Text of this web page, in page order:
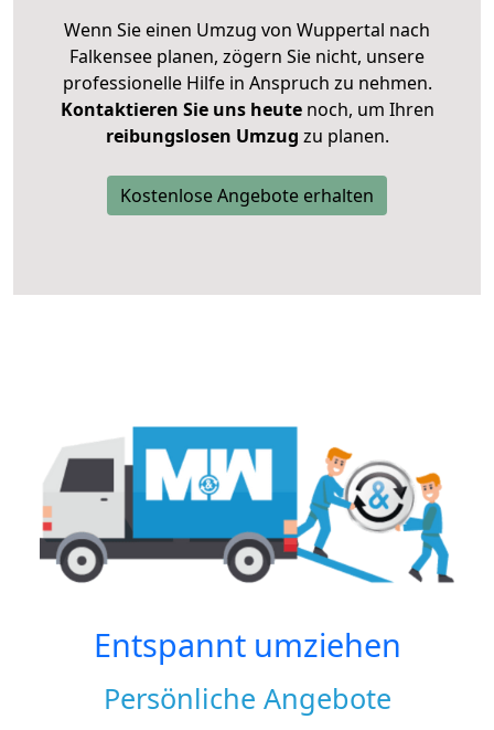
Wenn Sie einen Umzug von Wuppertal nach
Falkensee planen, zögern Sie nicht, unsere
professionelle Hilfe in Anspruch zu nehmen.
Kontaktieren Sie uns heutenoch, um Ihren
reibungslosen Umzug zu planen.
Kostenlose Angebote erhalten
Entspannt umziehen
Persönliche Angebote